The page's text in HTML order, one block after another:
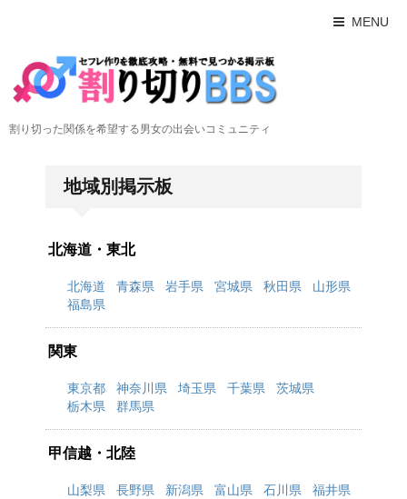
MENU
割り切った関係を希望する男女の出会いコミュニティ
地域別掲示板
北海道・東北
北海道 青森県 岩手県 宮城県 秋田県
山形県
福島県
関東
東京都 神奈川県 埼玉県 千葉県
茨城県
栃木県
群馬県
甲信越・北陸
山梨県 長野県 新潟県 富山県 石川県 福井県